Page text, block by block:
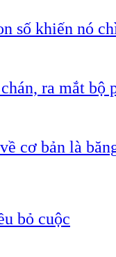
số khiến nó
ra mắt bộ
cơ bản là
bỏ cuộc